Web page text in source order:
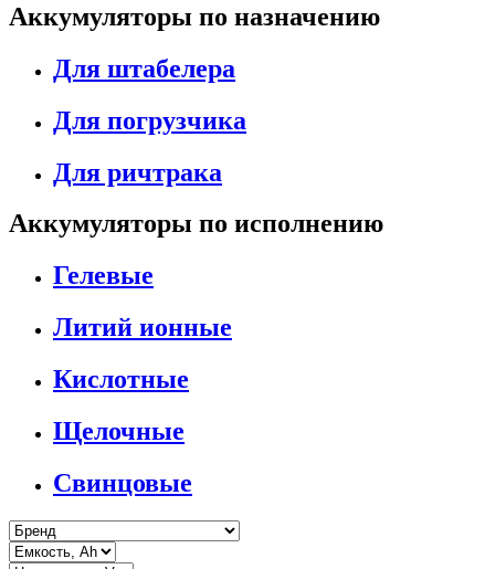
Аккумуляторы по назначению
Для штабелера
Для погрузчика
Для ричтрака
Аккумуляторы по исполнению
Гелевые
Литий ионные
Кислотные
Щелочные
Свинцовые